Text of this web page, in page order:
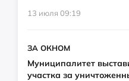
13 июля 09:19
ЗА ОКНОМ
Муниципалитет
участка за